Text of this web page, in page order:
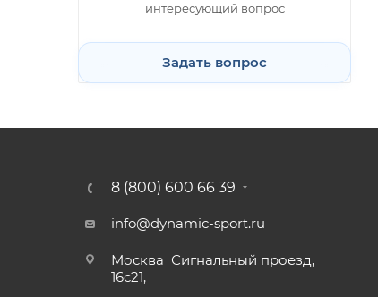
интересующий вопрос
Задать вопрос
8 (800) 600 66 39
info@dynamic-sport.ru
Москва Сигнальный проезд,
16с21,